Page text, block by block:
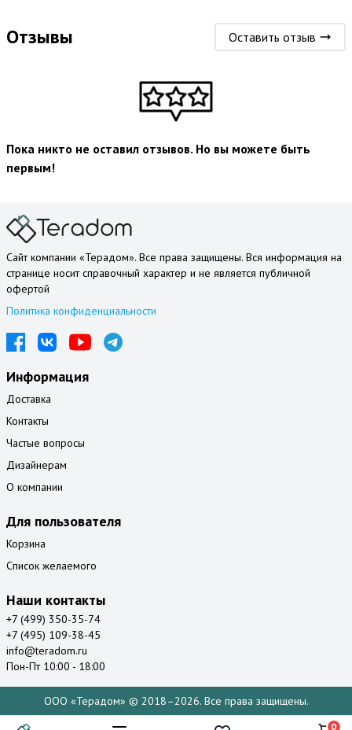
Отзывы Оставить отзыв
Пока никто не оставил отзывов. Но вы можете быть
первым!
Сайт компании «Терадом». Все права защищены. Вся информация на
странице носит справочный характер и не является публичной
офертой
Политика конфиденциальности
Информация
Доставка
Контакты
Частые вопросы
Дизайнерам
О компании
Для пользователя
Корзина
Список желаемого
Наши контакты
+7 (499) 350-35-74
+7 (495) 109-38-45
info@teradom.ru
Пон-Пт 10:00 - 18:00
ООО «Терадом» © 2018–2026. Все права защищены.
0